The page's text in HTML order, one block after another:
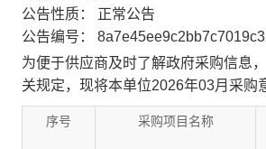
公告性质： 正常公告
公告编号：
为便于供应商及时了解政府采购信息
关规定，现将本单位2026年03月采购
序号 采购项目名称